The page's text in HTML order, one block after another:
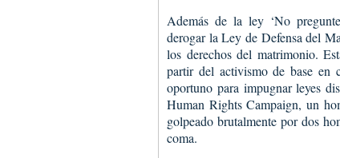
Además de la ley ‘No
derogar la Ley de Defensa del
los derechos del matrimonio.
partir del activismo de base en
oportuno para impugnar leyes
Human Rights Campaign, un
golpeado brutalmente por dos
coma.